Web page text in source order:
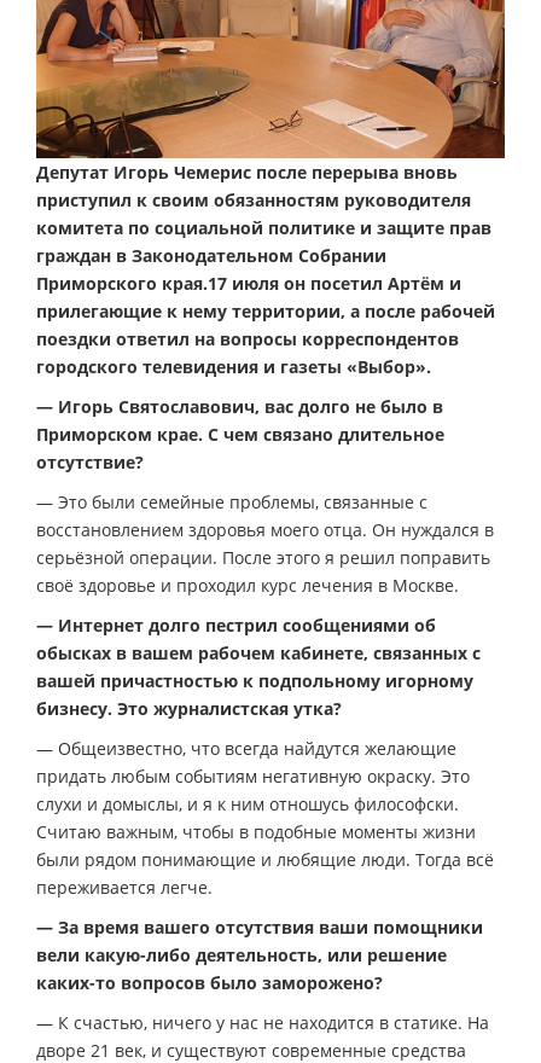
Депутат Игорь Чемерис после перерыва вновь
приступил к своим обязанностям руководителя
комитета по социальной политике и защите прав
граждан в Законодательном Собрании
Приморского края.17 июля он посетил Артём и
прилегающие к нему территории, а после рабочей
поездки ответил на вопросы корреспондентов
городского телевидения и газеты «Выбор».
— Игорь Святославович, вас долго не было в
Приморском крае. С чем связано длительное
отсутствие?
— Это были семейные проблемы, связанные с
восстановлением здоровья моего отца. Он нуждался в
серьёзной операции. После этого я решил поправить
своё здоровье и проходил курс лечения в Москве.
— Интернет долго пестрил сообщениями об
обысках в вашем рабочем кабинете, связанных с
вашей причастностью к подпольному игорному
бизнесу. Это журналистская утка?
— Общеизвестно, что всегда найдутся желающие
придать любым событиям негативную окраску. Это
слухи и домыслы, и я к ним отношусь философски.
Считаю важным, чтобы в подобные моменты жизни
были рядом понимающие и любящие люди. Тогда всё
переживается легче.
— За время вашего отсутствия ваши помощники
вели какую-либо деятельность, или решение
каких-то вопросов было заморожено?
— К счастью, ничего у нас не находится в статике. На
дворе 21 век, и существуют современные средства